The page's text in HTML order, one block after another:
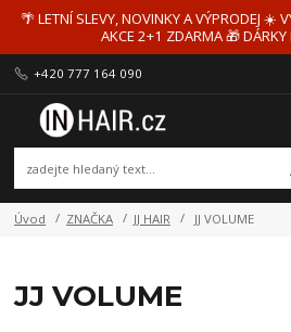
🌴 LETNÍ SLEVY, NOVINKY A VÝPRODEJ ☀️
AKCE 2+1 ZDARMA 🎁 DÁRKY
+420 777 164 090
Úvod ZNAČKA JJ HAIR JJ VOLUME
JJ VOLUME